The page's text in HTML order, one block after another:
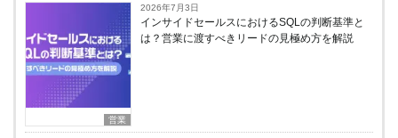
営業
2026年7月3日
インサイドセールスにおけるSQLの判断基準と
は？営業に渡すべきリードの見極め方を解説